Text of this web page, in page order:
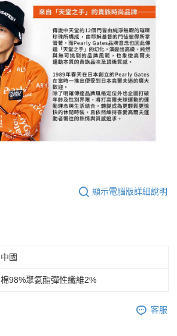
顯示電腦版詳細說明
中國
棉98%聚氨酯彈性纖維2%
客服